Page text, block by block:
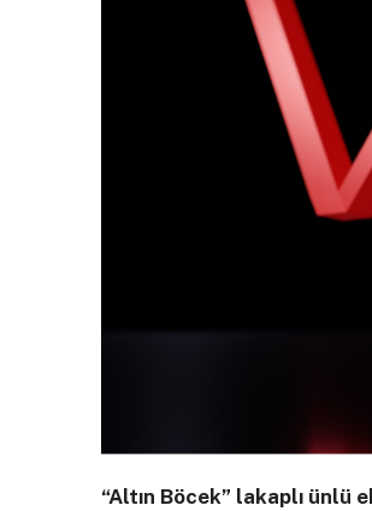
“Altın Böcek” lakaplı